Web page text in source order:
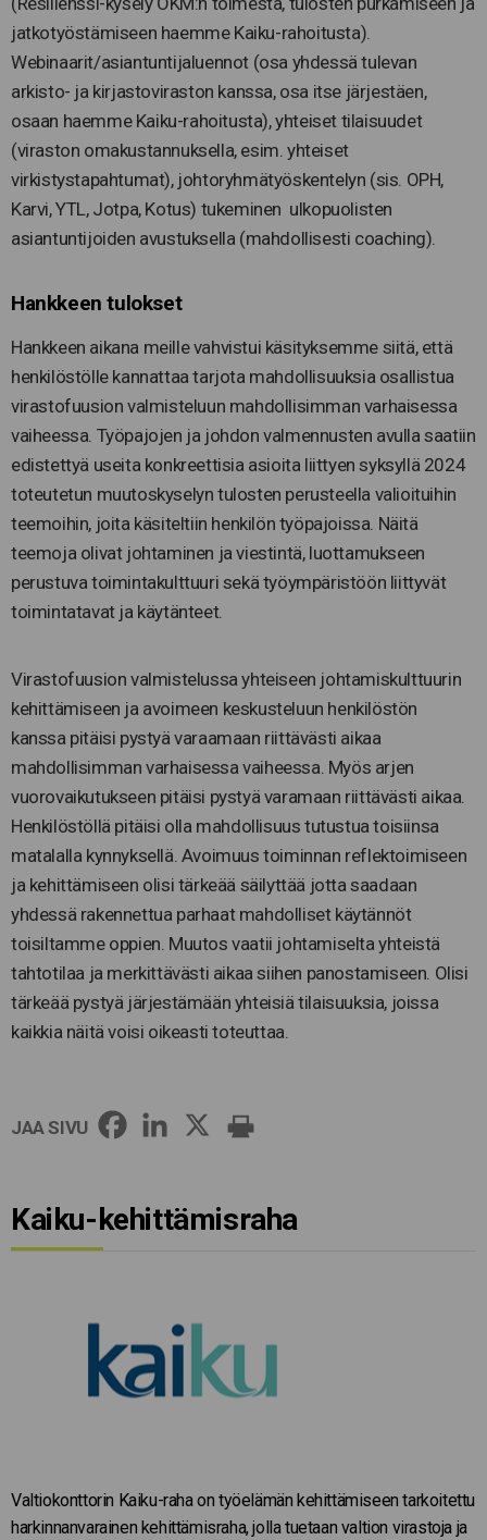
jatkotyöstämiseen haemme Kaiku-rahoitusta).
Webinaarit/asiantuntijaluennot (osa yhdessä tulevan
arkisto- ja kirjastoviraston kanssa, osa itse järjestäen,
osaan haemme Kaiku-rahoitusta), yhteiset tilaisuudet
(viraston omakustannuksella, esim. yhteiset
virkistystapahtumat), johtoryhmätyöskentelyn (sis. OPH,
Karvi, YTL, Jotpa, Kotus) tukeminen ulkopuolisten
asiantuntijoiden avustuksella (mahdollisesti coaching).
Hankkeen tulokset
Hankkeen aikana meille vahvistui käsityksemme siitä, että
henkilöstölle kannattaa tarjota mahdollisuuksia osallistua
virastofuusion valmisteluun mahdollisimman varhaisessa
vaiheessa. Työpajojen ja johdon valmennusten avulla saatiin
edistettyä useita konkreettisia asioita liittyen syksyllä 2024
toteutetun muutoskyselyn tulosten perusteella valioituihin
teemoihin, joita käsiteltiin henkilön työpajoissa. Näitä
teemoja olivat johtaminen ja viestintä, luottamukseen
perustuva toimintakulttuuri sekä työympäristöön liittyvät
toimintatavat ja käytänteet.
Virastofuusion valmistelussa yhteiseen johtamiskulttuurin
kehittämiseen ja avoimeen keskusteluun henkilöstön
kanssa pitäisi pystyä varaamaan riittävästi aikaa
mahdollisimman varhaisessa vaiheessa. Myös arjen
vuorovaikutukseen pitäisi pystyä varamaan riittävästi aikaa.
Henkilöstöllä pitäisi olla mahdollisuus tutustua toisiinsa
matalalla kynnyksellä. Avoimuus toiminnan reflektoimiseen
ja kehittämiseen olisi tärkeää säilyttää jotta saadaan
yhdessä rakennettua parhaat mahdolliset käytännöt
toisiltamme oppien. Muutos vaatii johtamiselta yhteistä
tahtotilaa ja merkittävästi aikaa siihen panostamiseen. Olisi
tärkeää pystyä järjestämään yhteisiä tilaisuuksia, joissa
kaikkia näitä voisi oikeasti toteuttaa.
JAA SIVU
Kaiku-kehittämisraha
Valtiokonttorin Kaiku-raha on työelämän kehittämiseen tarkoitettu
harkinnanvarainen kehittämisraha, jolla tuetaan valtion virastoja ja